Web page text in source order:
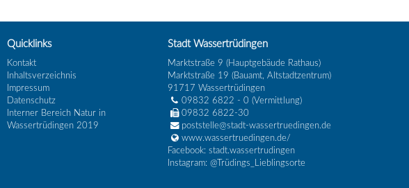
Quicklinks
Kontakt
Inhaltsverzeichnis
Impressum
Datenschutz
Interner Bereich Natur in
Wassertrüdingen 2019
Stadt Wassertrüdingen
Marktstraße 9 (Hauptgebäude Rathaus)
Marktstraße 19 (Bauamt, Altstadtzentrum)
91717 Wassertrüdingen
09832 6822 - 0 (Vermittlung)
09832 6822-30
poststelle@stadt-wassertruedingen.de
www.wassertruedingen.de/
Facebook: stadt.wassertrudingen
Instagram: @Trüdings_Lieblingsorte